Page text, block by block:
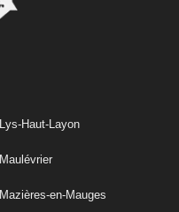
Lys-Haut-Layon
Maulévrier
Mazières-en-Mauges